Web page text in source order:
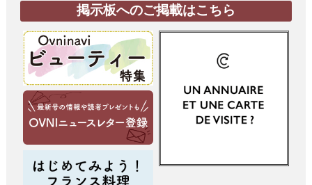
掲示板へのご掲載はこちら